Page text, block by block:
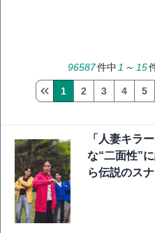
96587件中 1 ～ 15
1 2 3 4 5
「人妻キラ
な“二面性”
ら伝説のス